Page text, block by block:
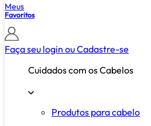
Meus
Favoritos
Faça seu login ouCadastre-se
Cuidados com os Cabelos
Produtos para cabelo